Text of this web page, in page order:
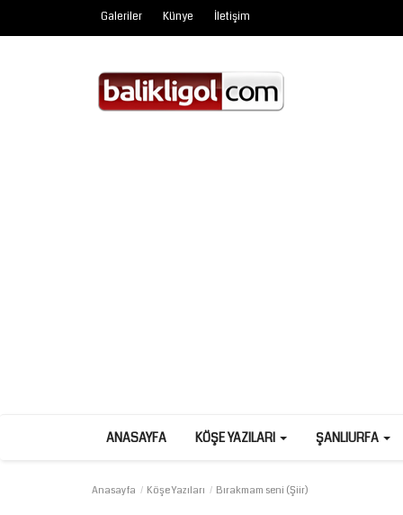
Galeriler Künye İletişim
ANASAYFA KÖŞE YAZILARI ŞANLIURFA
Anasayfa Köşe Yazıları Bırakmam seni (Şiir)